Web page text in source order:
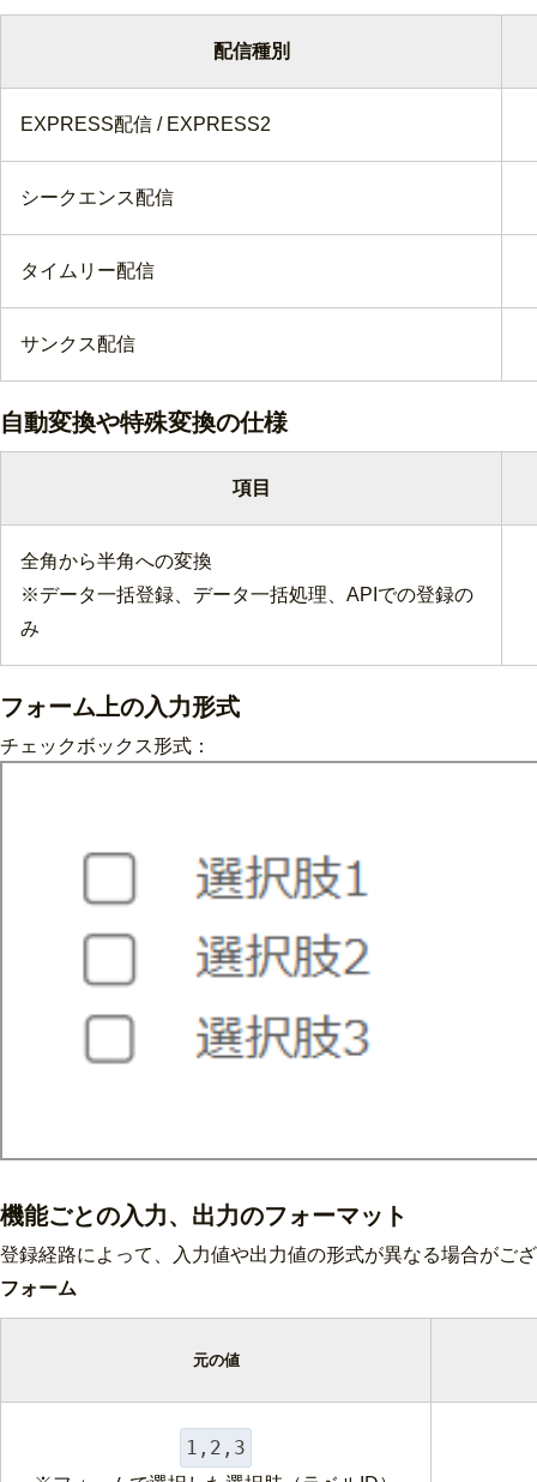
配信種別
EXPRESS配信 / EXPRESS2
シークエンス配信
タイムリー配信
サンクス配信
自動変換や特殊変換の仕様
項目
全角から半角への変換
※データ一括登録、データ一括処理、APIでの登録の
み
フォーム上の入力形式
チェックボックス形式：
機能ごとの入力、出力のフォーマット
登録経路によって、入力値や出力値の形式が異なる場合がご
フォーム
元の値
1,2,3